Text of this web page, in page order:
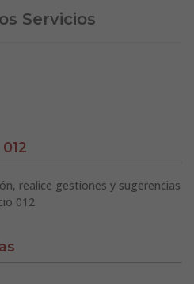
Servicios
realice gestiones y sugerencias
012